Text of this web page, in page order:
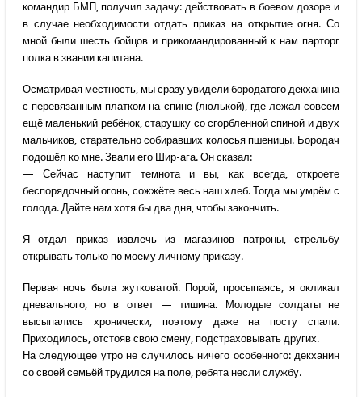
командир БМП, получил задачу: действовать в боевом дозоре и
в случае необходимости отдать приказ на открытие огня. Со
мной были шесть бойцов и прикомандированный к нам парторг
полка в звании капитана.
Осматривая местность, мы сразу увидели бородатого декханина
с перевязанным платком на спине (люлькой), где лежал совсем
ещё маленький ребёнок, старушку со сгорбленной спиной и двух
мальчиков, старательно собиравших колосья пшеницы. Бородач
подошёл ко мне. Звали его Шир-ага. Он сказал:
— Сейчас наступит темнота и вы, как всегда, откроете
беспорядочный огонь, сожжёте весь наш хлеб. Тогда мы умрём с
голода. Дайте нам хотя бы два дня, чтобы закончить.
Я отдал приказ извлечь из магазинов патроны, стрельбу
открывать только по моему личному приказу.
Первая ночь была жутковатой. Порой, просыпаясь, я окликал
дневального, но в ответ — тишина. Молодые солдаты не
высыпались хронически, поэтому даже на посту спали.
Приходилось, отстояв свою смену, подстраховывать других.
На следующее утро не случилось ничего особенного: декханин
со своей семьёй трудился на поле, ребята несли службу.